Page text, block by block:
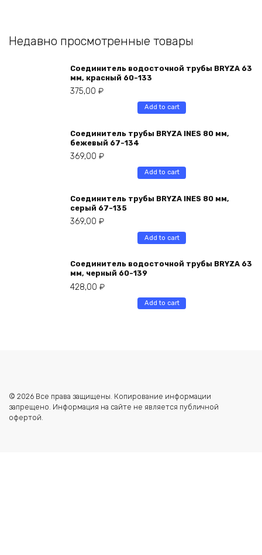
Недавно просмотренные товары
Соединитель водосточной трубы BRYZA 63
мм, краcный 60-133
375,00 ₽
Add to cart
Соединитель трубы BRYZA INES 80 мм,
бежевый 67-134
369,00 ₽
Add to cart
Соединитель трубы BRYZA INES 80 мм,
серый 67-135
369,00 ₽
Add to cart
Соединитель водосточной трубы BRYZA 63
мм, черный 60-139
428,00 ₽
Add to cart
© 2026 Все права защищены. Копирование информации
запрещено. Информация на сайте не является публичной
офертой.